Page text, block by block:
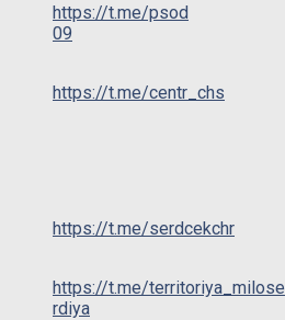
https://t.me/psod
09
https://t.me/centr_chs
https://t.me/serdcekchr
https://t.me/territoriya_milose
rdiya